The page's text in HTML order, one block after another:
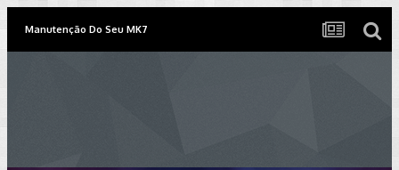
Manutenção Do Seu MK7